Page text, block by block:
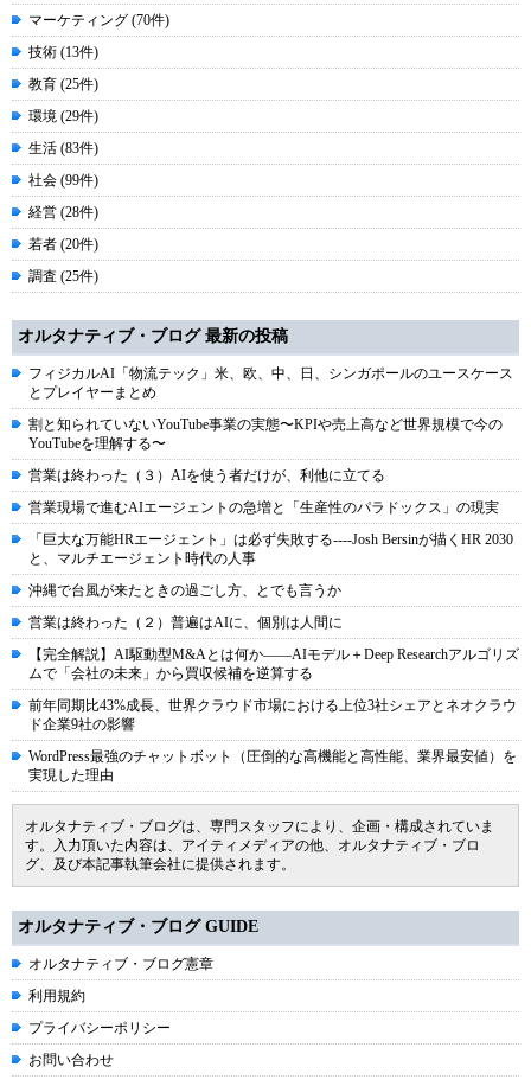
マーケティング (70件)
技術 (13件)
教育 (25件)
環境 (29件)
生活 (83件)
社会 (99件)
経営 (28件)
若者 (20件)
調査 (25件)
オルタナティブ・ブログ 最新の投稿
フィジカルAI「物流テック」米、欧、中、日、シンガポールのユースケース
とプレイヤーまとめ
割と知られていないYouTube事業の実態〜KPIや売上高など世界規模で今の
YouTubeを理解する〜
営業は終わった（３）AIを使う者だけが、利他に立てる
営業現場で進むAIエージェントの急増と「生産性のパラドックス」の現実
「巨大な万能HRエージェント」は必ず失敗する----Josh Bersinが描くHR 2030
と、マルチエージェント時代の人事
沖縄で台風が来たときの過ごし方、とでも言うか
営業は終わった（２）普遍はAIに、個別は人間に
【完全解説】AI駆動型M&Aとは何か――AIモデル＋Deep Researchアルゴリズ
ムで「会社の未来」から買収候補を逆算する
前年同期比43%成長、世界クラウド市場における上位3社シェアとネオクラウ
ド企業9社の影響
WordPress最強のチャットボット（圧倒的な高機能と高性能、業界最安値）を
実現した理由
オルタナティブ・ブログは、専門スタッフにより、企画・構成されていま
す。入力頂いた内容は、アイティメディアの他、オルタナティブ・ブロ
グ、及び本記事執筆会社に提供されます。
オルタナティブ・ブログ GUIDE
オルタナティブ・ブログ憲章
利用規約
プライバシーポリシー
お問い合わせ